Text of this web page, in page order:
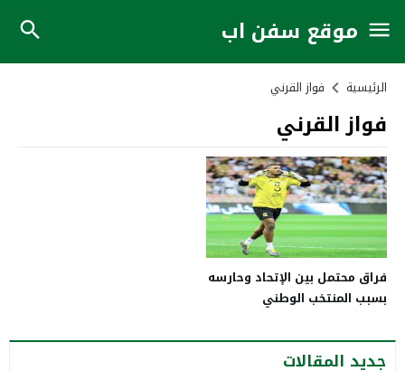
موقع سفن اب
الرئيسية فواز القرني
فواز القرني
فراق محتمل بين الإتحاد وحارسه
بسبب المنتخب الوطني
جديد المقالات